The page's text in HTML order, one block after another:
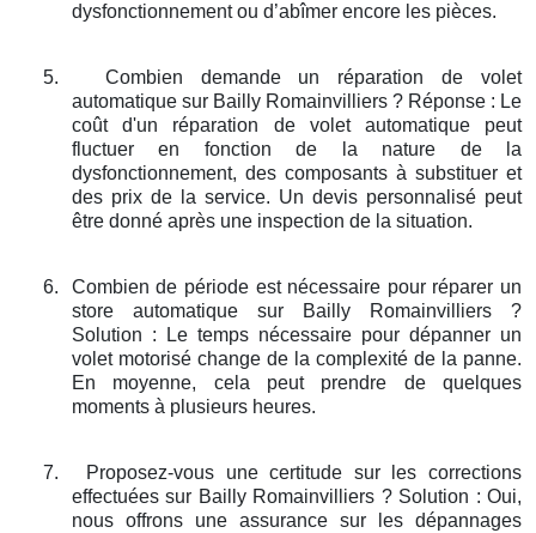
dysfonctionnement ou d’abîmer encore les pièces.
5.
Combien demande un réparation de volet
automatique sur Bailly Romainvilliers ? Réponse : Le
coût d'un réparation de volet automatique peut
fluctuer en fonction de la nature de la
dysfonctionnement, des composants à substituer et
des prix de la service. Un devis personnalisé peut
être donné après une inspection de la situation.
6.
Combien de période est nécessaire pour réparer un
store automatique sur Bailly Romainvilliers ?
Solution : Le temps nécessaire pour dépanner un
volet motorisé change de la complexité de la panne.
En moyenne, cela peut prendre de quelques
moments à plusieurs heures.
7.
Proposez-vous une certitude sur les corrections
effectuées sur Bailly Romainvilliers ? Solution : Oui,
nous offrons une assurance sur les dépannages